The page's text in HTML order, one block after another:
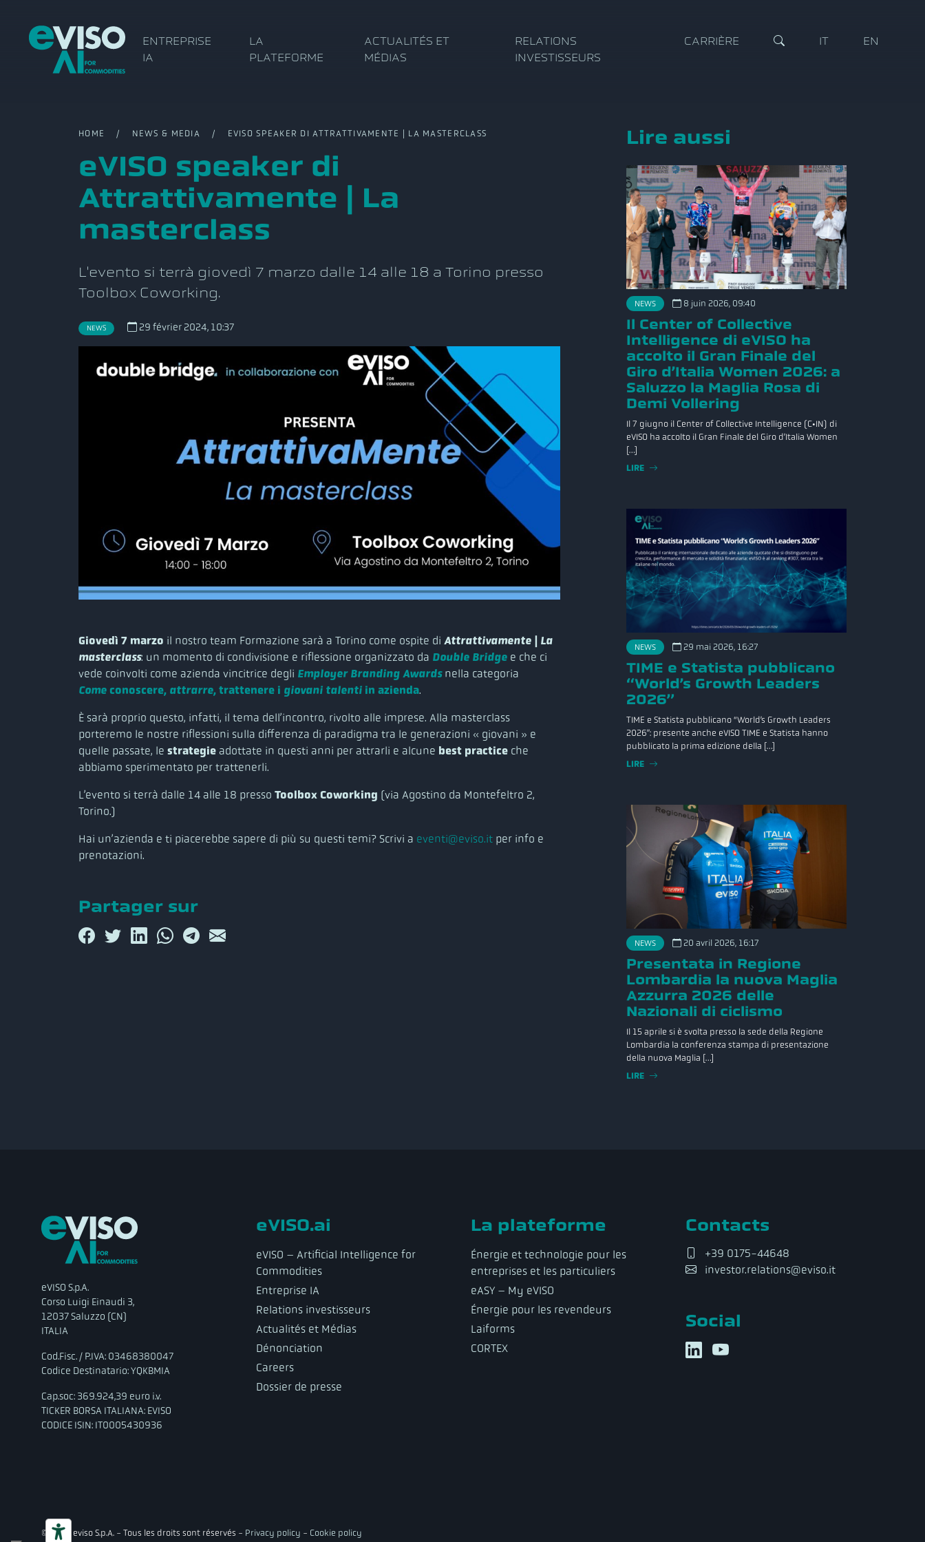
ENTREPRISE
IA
LA
PLATEFORME
ACTUALITÉS ET
MÉDIAS
RELATIONS
INVESTISSEURS
CARRIÈRE IT EN
HOME / NEWS & MEDIA / EVISO SPEAKER DI ATTRATTIVAMENTE | LA MASTERCLASS
eVISO speaker di
Attrattivamente | La
masterclass
L'evento si terrà giovedì 7 marzo dalle 14 alle 18 a Torino presso
Toolbox Coworking.
NEWS 29 février 2024, 10:37
Giovedì 7 marzo il nostro team Formazione sarà a Torino come ospite di Attrattivamente | La
masterclass: un momento di condivisione e riflessione organizzato da Double Bridge e che ci
vede coinvolti come azienda vincitrice degli Employer Branding Awardsnella categoria
Come conoscere, attrarre, trattenere i giovani talenti in azienda.
È sarà proprio questo, infatti, il tema dell’incontro, rivolto alle imprese. Alla masterclass
porteremo le nostre riflessioni sulla differenza di paradigma tra le generazioni « giovani » e
quelle passate, le strategie adottate in questi anni per attrarli e alcune best practice che
abbiamo sperimentato per trattenerli.
L’evento si terrà dalle 14 alle 18 presso Toolbox Coworking (via Agostino da Montefeltro 2,
Torino.)
Hai un’azienda e ti piacerebbe sapere di più su questi temi? Scrivi a eventi@eviso.it per info e
prenotazioni.
Partager sur
Lire aussi
NEWS 8 juin 2026, 09:40
Il Center of Collective
Intelligence di eVISO ha
accolto il Gran Finale del
Giro d’Italia Women 2026: a
Saluzzo la Maglia Rosa di
Demi Vollering
Il 7 giugno il Center of Collective Intelligence (C•IN) di
eVISO ha accolto il Gran Finale del Giro d’Italia Women
[…]
LIRE
NEWS 29 mai 2026, 16:27
TIME e Statista pubblicano
“World’s Growth Leaders
2026”
TIME e Statista pubblicano “World’s Growth Leaders
2026”: presente anche eVISO TIME e Statista hanno
pubblicato la prima edizione della […]
LIRE
NEWS 20 avril 2026, 16:17
Presentata in Regione
Lombardia la nuova Maglia
Azzurra 2026 delle
Nazionali di ciclismo
Il 15 aprile si è svolta presso la sede della Regione
Lombardia la conferenza stampa di presentazione
della nuova Maglia […]
LIRE
eVISO S.p.A.
Corso Luigi Einaudi 3,
12037 Saluzzo (CN)
ITALIA
Cod.Fisc. / P.IVA: 03468380047
Codice Destinatario: YQKBMIA
Cap.soc: 369.924,39 euro i.v.
TICKER BORSA ITALIANA: EVISO
CODICE ISIN: IT0005430936
eVISO.ai
eVISO – Artificial Intelligence for
Commodities
Entreprise IA
Relations investisseurs
Actualités et Médias
Dénonciation
Careers
Dossier de presse
La plateforme
Énergie et technologie pour les
entreprises et les particuliers
eASY – My eVISO
Énergie pour les revendeurs
Laiforms
CORTEX
Contacts
+39 0175-44648
investor.relations@eviso.it
Social
© 2026 eviso S.p.A. - Tous les droits sont réservés - Privacy policy - Cookie policy